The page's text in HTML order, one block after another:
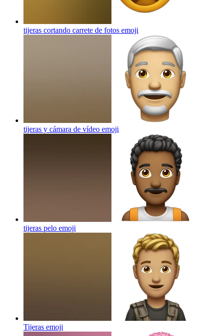
tijeras cortando carrete de fotos emoji
tijeras y cámara de vídeo emoji
tijeras pelo emoji
Tijeras emoji